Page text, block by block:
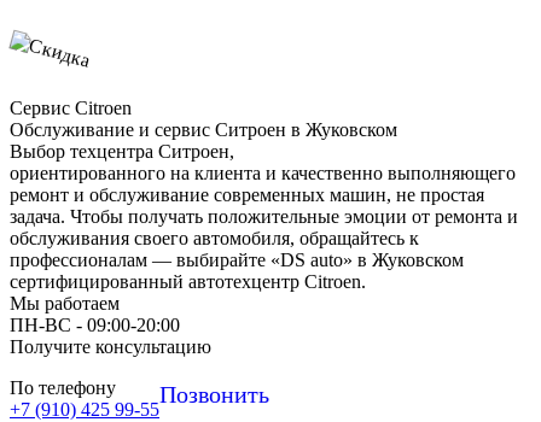
Сервис Citroen
Обслуживание и сервис Ситроен в Жуковском
Выбор техцентра Ситроен,
ориентированного на клиента и качественно выполняющего
ремонт и обслуживание современных машин, не простая
задача. Чтобы получать положительные эмоции от ремонта и
обслуживания своего автомобиля, обращайтесь к
профессионалам — выбирайте «DS auto» в Жуковском
сертифицированный автотехцентр Citroen.
Мы работаем
ПН-ВC - 09:00-20:00
Получите консультацию
По телефону
+7 (910) 425 99-55
Позвонить